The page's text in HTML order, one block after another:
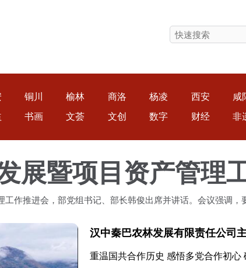
铜川 榆林 商洛 杨凌 西安 咸
书画 文荟 文创 数字 财经 非
作推进会，部党组书记、部长韩俊出席并讲话。会议强调，
汉中秦巴农林发展有限责任公司
重温国共合作历史 感悟多党合作初心